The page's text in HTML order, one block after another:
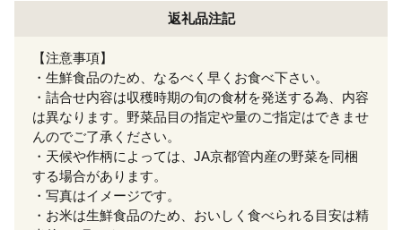
返礼品注記
【注意事項】
・生鮮食品のため、なるべく早くお食べ下さい。
・詰合せ内容は収穫時期の旬の食材を発送する為、内容
は異なります。野菜品目の指定や量のご指定はできませ
んのでご了承ください。
・天候や作柄によっては、JA京都管内産の野菜を同梱
する場合があります。
・写真はイメージです。
・お米は生鮮食品のため、おいしく食べられる目安は精